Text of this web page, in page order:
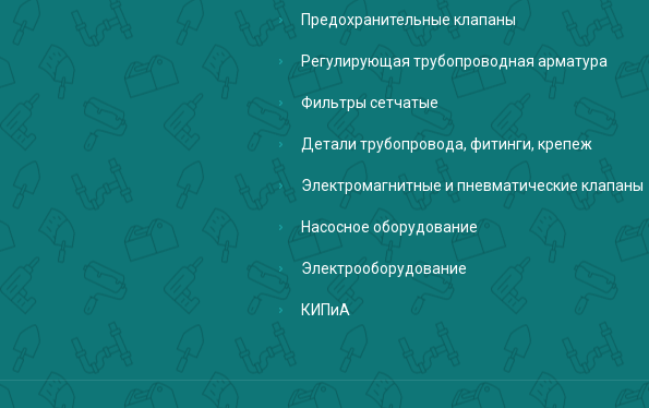
Предохранительные клапаны
Регулирующая трубопроводная арматура
Фильтры сетчатые
Детали трубопровода, фитинги, крепеж
Электромагнитные и пневматические клапаны
Насосное оборудование
Электрооборудование
КИПиА